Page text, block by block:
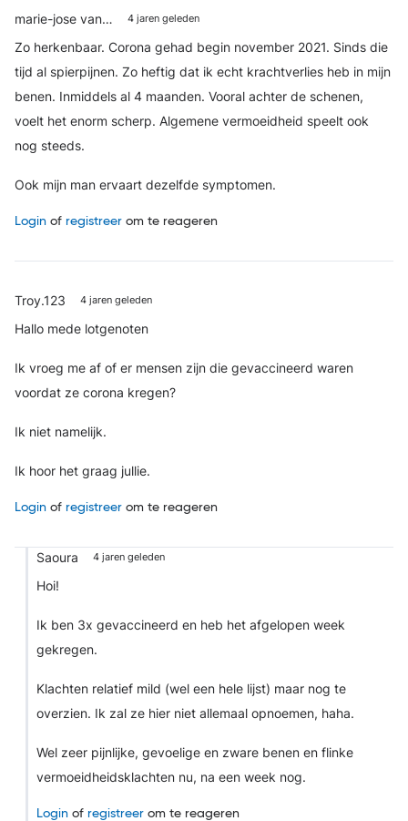
marie-jose van… 4 jaren geleden
Zo herkenbaar. Corona gehad begin november 2021. Sinds die
tijd al spierpijnen. Zo heftig dat ik echt krachtverlies heb in mijn
benen. Inmiddels al 4 maanden. Vooral achter de schenen,
voelt het enorm scherp. Algemene vermoeidheid speelt ook
nog steeds.
Ook mijn man ervaart dezelfde symptomen.
Login of registreer om te reageren
Troy.123 4 jaren geleden
Hallo mede lotgenoten
Ik vroeg me af of er mensen zijn die gevaccineerd waren
voordat ze corona kregen?
Ik niet namelijk.
Ik hoor het graag jullie.
Login of registreer om te reageren
Saoura 4 jaren geleden
Hoi!
Ik ben 3x gevaccineerd en heb het afgelopen week
gekregen.
Klachten relatief mild (wel een hele lijst) maar nog te
overzien. Ik zal ze hier niet allemaal opnoemen, haha.
Wel zeer pijnlijke, gevoelige en zware benen en flinke
vermoeidheidsklachten nu, na een week nog.
Login of registreer om te reageren